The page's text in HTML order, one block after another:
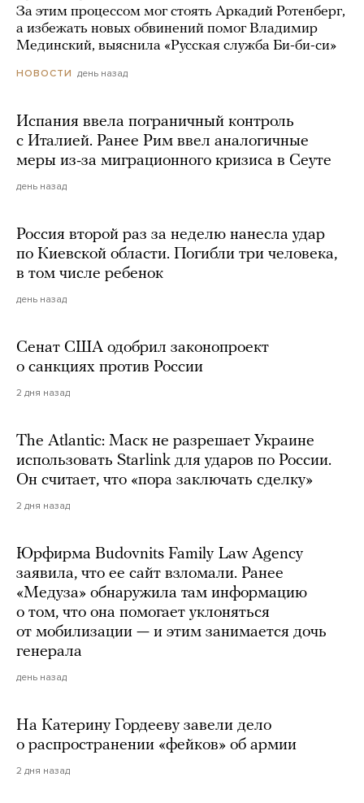
За этим процессом мог стоять Аркадий Ротенберг,
а избежать новых обвинений помог Владимир
Мединский, выяснила «Русская служба Би-би-си»
НОВОСТИ день назад
Испания ввела пограничный контроль
с Италией. Ранее Рим ввел аналогичные
меры из-за миграционного кризиса в Сеуте
день назад
Россия второй раз за неделю нанесла удар
по Киевской области. Погибли три человека,
в том числе ребенок
день назад
Сенат США одобрил законопроект
о санкциях против России
2 дня назад
The Atlantic: Маск не разрешает Украине
использовать Starlink для ударов по России.
Он считает, что «пора заключать сделку»
2 дня назад
Юрфирма Budovnits Family Law Agency
заявила, что ее сайт взломали. Ранее
«Медуза» обнаружила там информацию
о том, что она помогает уклоняться
от мобилизации — и этим занимается дочь
генерала
день назад
На Катерину Гордееву завели дело
о распространении «фейков» об армии
2 дня назад